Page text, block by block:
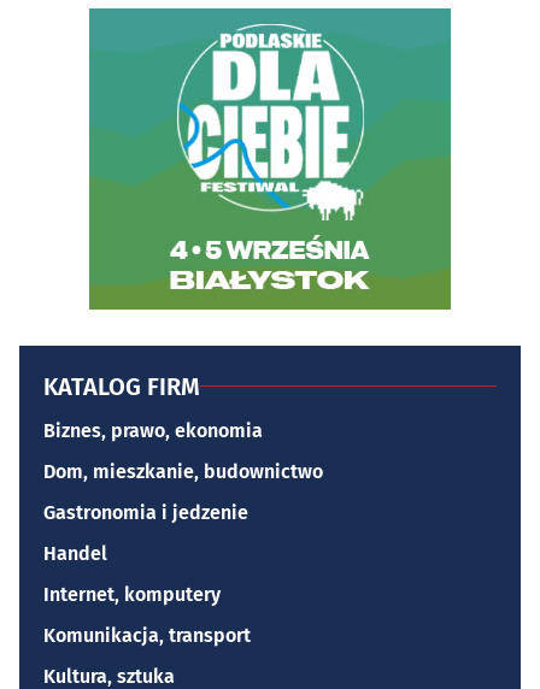
KATALOG FIRM
Biznes, prawo, ekonomia
Dom, mieszkanie, budownictwo
Gastronomia i jedzenie
Handel
Internet, komputery
Komunikacja, transport
Kultura, sztuka